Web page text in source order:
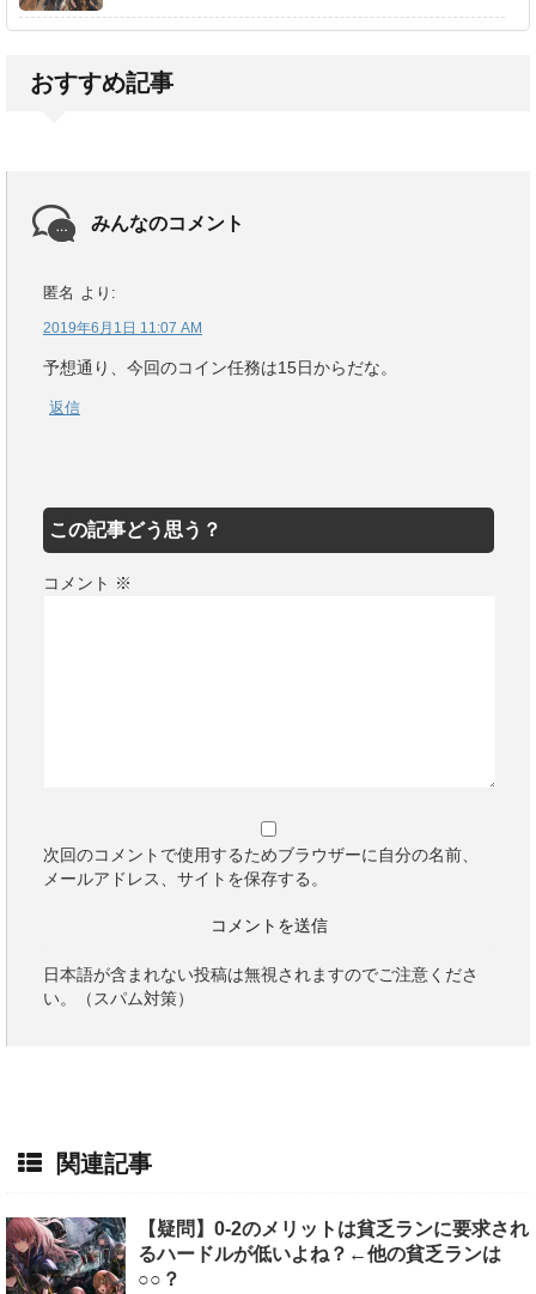
おすすめ記事
みんなのコメント
匿名 より:
2019年6月1日 11:07 AM
予想通り、今回のコイン任務は15日からだな。
返信
この記事どう思う？
コメント ※
次回のコメントで使用するためブラウザーに自分の名前、
メールアドレス、サイトを保存する。
日本語が含まれない投稿は無視されますのでご注意くださ
い。（スパム対策）
関連記事
【疑問】0-2のメリットは貧乏ランに要求され
るハードルが低いよね？←他の貧乏ランは
○○？